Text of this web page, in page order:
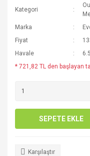
Kategori
Marka
Fiyat
Havale
* 721,82 TL den başlayan
SEPETE EKLE
Karşılaştır